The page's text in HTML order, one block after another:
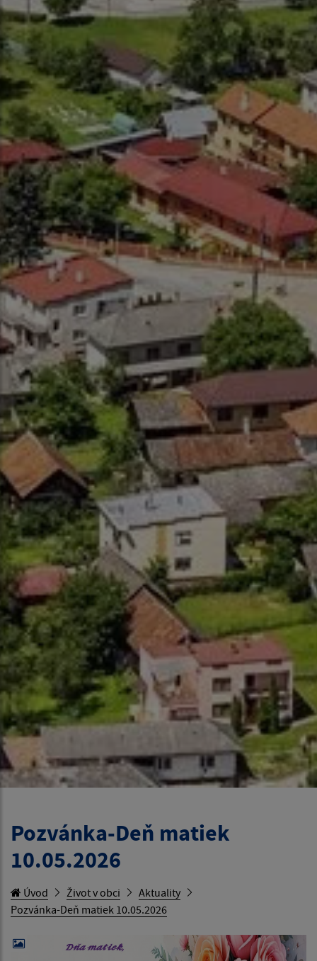
Pozvánka-Deň matiek
10.05.2026
Úvod Život v obci
Aktuality
Pozvánka-Deň matiek 10.05.2026